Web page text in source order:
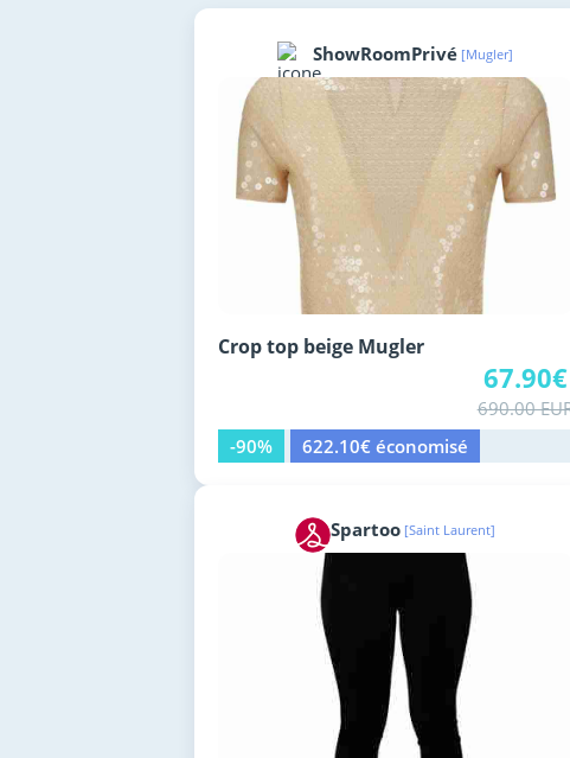
ShowRoomPrivé [Mugler]
Crop top beige Mugler
67.90€
690.00
-90%
622.10€ économisé
Spartoo [Saint Laurent]